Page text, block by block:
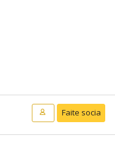
Faite socia